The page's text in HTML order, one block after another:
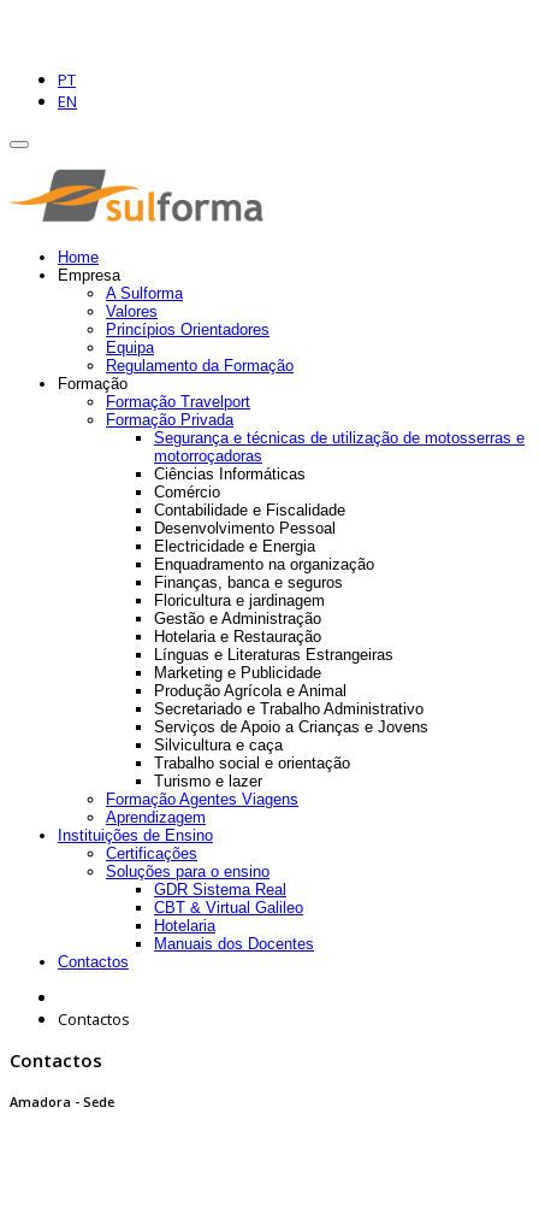
PT
EN
Home
Empresa
A Sulforma
Valores
Princípios Orientadores
Equipa
Regulamento da Formação
Formação
Formação Travelport
Formação Privada
Segurança e técnicas de utilização de motosserras e
motorroçadoras
Ciências Informáticas
Comércio
Contabilidade e Fiscalidade
Desenvolvimento Pessoal
Electricidade e Energia
Enquadramento na organização
Finanças, banca e seguros
Floricultura e jardinagem
Gestão e Administração
Hotelaria e Restauração
Línguas e Literaturas Estrangeiras
Marketing e Publicidade
Produção Agrícola e Animal
Secretariado e Trabalho Administrativo
Serviços de Apoio a Crianças e Jovens
Silvicultura e caça
Trabalho social e orientação
Turismo e lazer
Formação Agentes Viagens
Aprendizagem
Instituições de Ensino
Certificações
Soluções para o ensino
GDR Sistema Real
CBT & Virtual Galileo
Hotelaria
Manuais dos Docentes
Contactos
Contactos
Contactos
Amadora - Sede